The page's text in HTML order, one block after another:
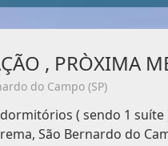
, PRÒXIMA
do Campo (SP)
( sendo 1
São Bernardo do